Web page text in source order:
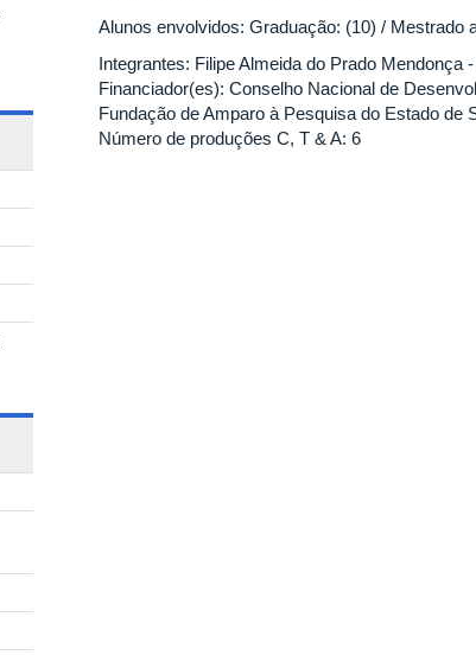
Alunos envolvidos: Graduação: (10) / Mestrado
Integrantes: Filipe Almeida do Prado Mendonça
Financiador(es): Conselho Nacional de
Fundação de Amparo à Pesquisa do Estado de
Número de produções C, T & A: 6